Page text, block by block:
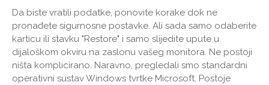
Da biste vratili podatke, ponovite korake dok ne
pronađete sigurnosne postavke. Ali sada samo odaberite
karticu ili stavku "Restore" i samo slijedite upute u
dijaloškom okviru na zaslonu vašeg monitora. Ne postoji
ništa komplicirano. Naravno, pregledali smo standardni
operativni sustav Windows tvrtke Microsoft. Postoje